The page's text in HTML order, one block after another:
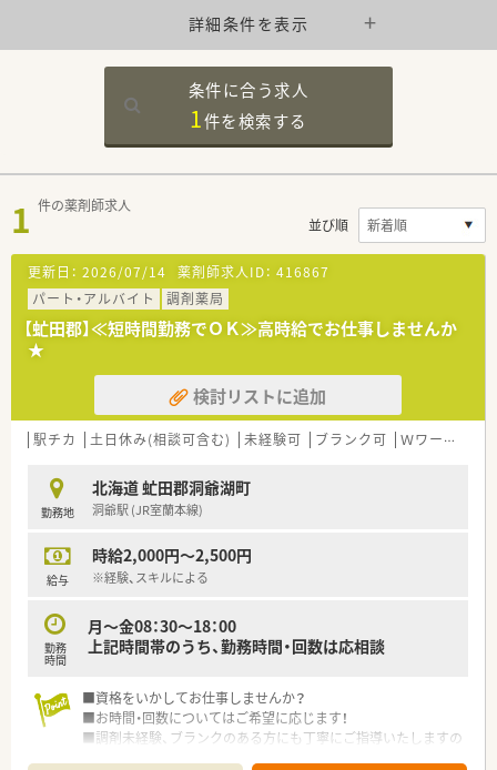
詳細条件を表示
条件に合う求人
1件を検索する
1 件の薬剤師求人
並び順
更新日： 2026/07/14 薬剤師求人ID： 416867
パート・アルバイト
調剤薬局
【虻田郡】≪短時間勤務でＯＫ≫高時給でお仕事しませんか
★
検討リストに追加
駅チカ 土日休み(相談可含む) 未経験可 ブランク可 Ｗワーク可
勤務地
北海道 虻田郡洞爺湖町
洞爺駅 (JR室蘭本線)
給与
時給2,000円～2,500円
※経験、スキルによる
勤務
時間
月～金08：30～18：00
上記時間帯のうち、勤務時間・回数は応相談
■資格をいかしてお仕事しませんか？
■お時間・回数についてはご希望に応じます！
■調剤未経験、ブランクのある方にも丁寧にご指導いたしますの